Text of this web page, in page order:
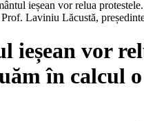
ieșean vor relua
vor
în calcul